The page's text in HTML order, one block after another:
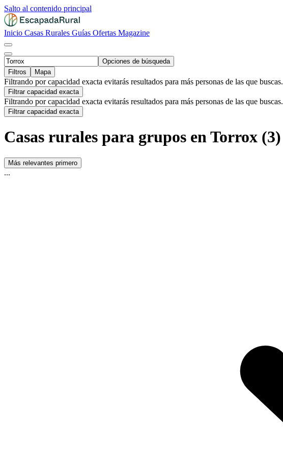
Salto al contenido principal
Inicio Casas Rurales Guías Ofertas Magazine
Opciones de búsqueda
Filtros
Mapa
Filtrando por capacidad exacta evitarás resultados para más personas de las que buscas.
Filtrar capacidad exacta
Filtrando por capacidad exacta evitarás resultados para más personas de las que buscas.
Filtrar capacidad exacta
Casas rurales para grupos en Torrox (3)
Más relevantes primero
...